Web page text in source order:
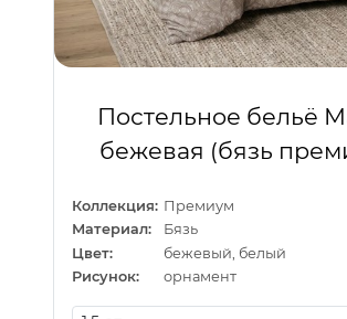
Постельное бельё
бежевая (бязь
Коллекция: Премиум
Материал:
Бязь
Цвет:
бежевый, белый
Рисунок:
орнамент